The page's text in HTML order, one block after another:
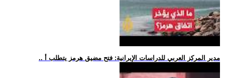
.. مدير المركز العربي للدراسات الإيرانية: فتح مضيق هرمز يتطلب أ